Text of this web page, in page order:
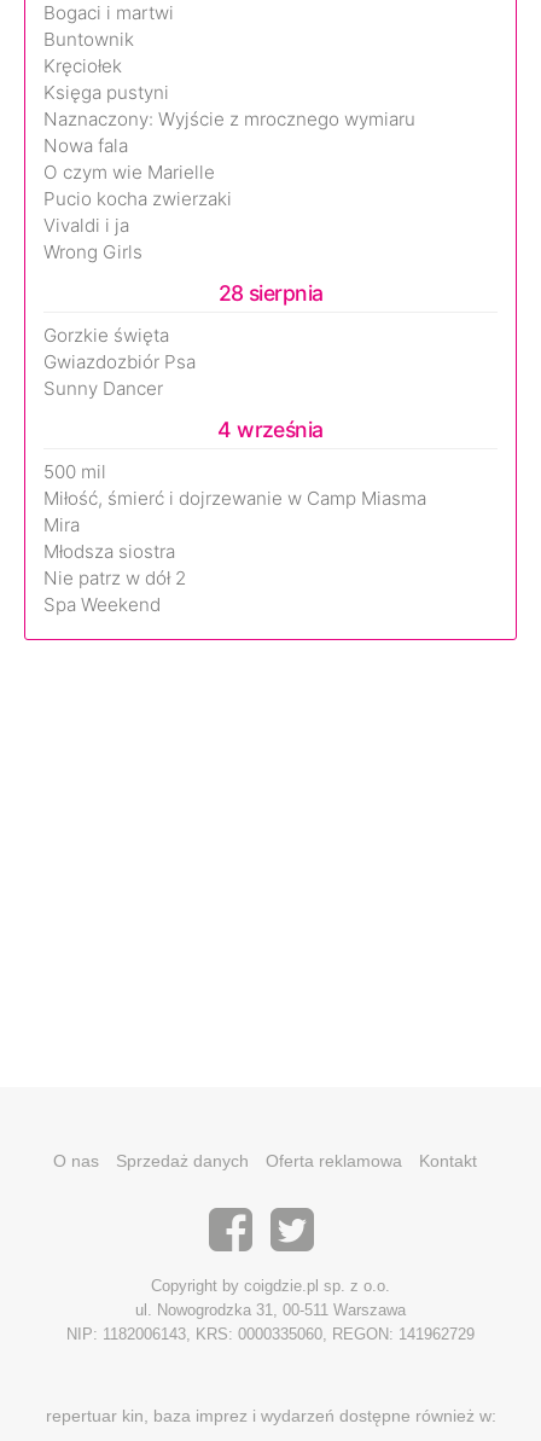
Bogaci i martwi
Buntownik
Kręciołek
Księga pustyni
Naznaczony: Wyjście z mrocznego wymiaru
Nowa fala
O czym wie Marielle
Pucio kocha zwierzaki
Vivaldi i ja
Wrong Girls
28 sierpnia
Gorzkie święta
Gwiazdozbiór Psa
Sunny Dancer
4 września
500 mil
Miłość, śmierć i dojrzewanie w Camp Miasma
Mira
Młodsza siostra
Nie patrz w dół 2
Spa Weekend
O nas Sprzedaż danych Oferta reklamowa Kontakt
Copyright by coigdzie.pl sp. z o.o.
ul. Nowogrodzka 31, 00-511 Warszawa
NIP: 1182006143, KRS: 0000335060, REGON: 141962729
repertuar kin, baza imprez i wydarzeń dostępne również w: